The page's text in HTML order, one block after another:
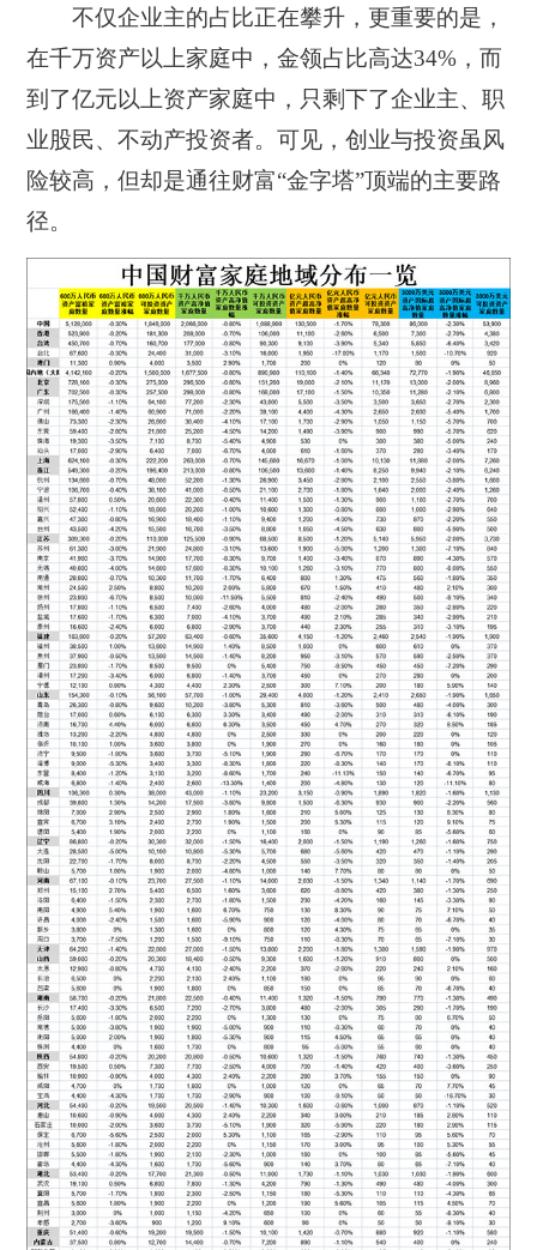
不仅企业主的占比正在攀升，更重要的是，
在千万资产以上家庭中，金领占比高达34%，而
到了亿元以上资产家庭中，只剩下了企业主、职
业股民、不动产投资者。可见，创业与投资虽风
险较高，但却是通往财富“金字塔”顶端的主要路
径。